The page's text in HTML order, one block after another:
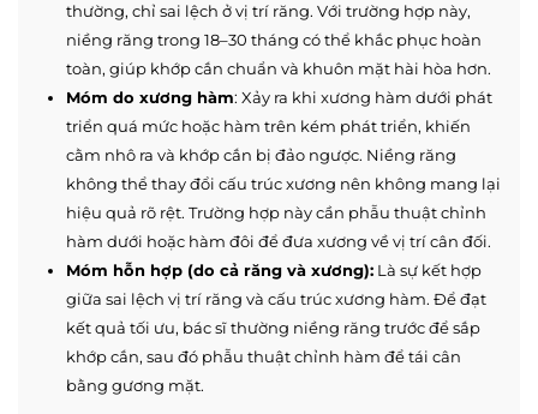
thường, chỉ sai lệch ở vị trí răng. Với trường hợp này,
niềng răng trong 18–30 tháng có thể khắc phục hoàn
toàn, giúp khớp cắn chuẩn và khuôn mặt hài hòa hơn.
Móm do xương hàm: Xảy ra khi xương hàm dưới phát
triển quá mức hoặc hàm trên kém phát triển, khiến
cằm nhô ra và khớp cắn bị đảo ngược. Niềng răng
không thể thay đổi cấu trúc xương nên không mang lại
hiệu quả rõ rệt. Trường hợp này cần phẫu thuật chỉnh
hàm dưới hoặc hàm đôi để đưa xương về vị trí cân đối.
Móm hỗn hợp (do cả răng và xương): Là sự kết hợp
giữa sai lệch vị trí răng và cấu trúc xương hàm. Để đạt
kết quả tối ưu, bác sĩ thường niềng răng trước để sắp
khớp cắn, sau đó phẫu thuật chỉnh hàm để tái cân
bằng gương mặt.